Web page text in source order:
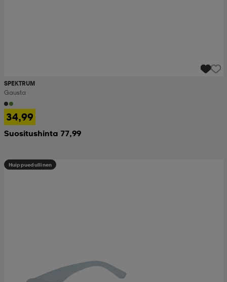
SPEKTRUM
Gausta
34,99
Suositushinta 77,99
Huippuedullinen